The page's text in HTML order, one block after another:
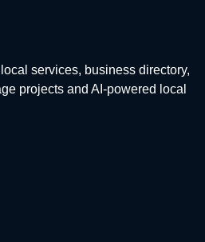
services, business directory,
projects and AI-powered local